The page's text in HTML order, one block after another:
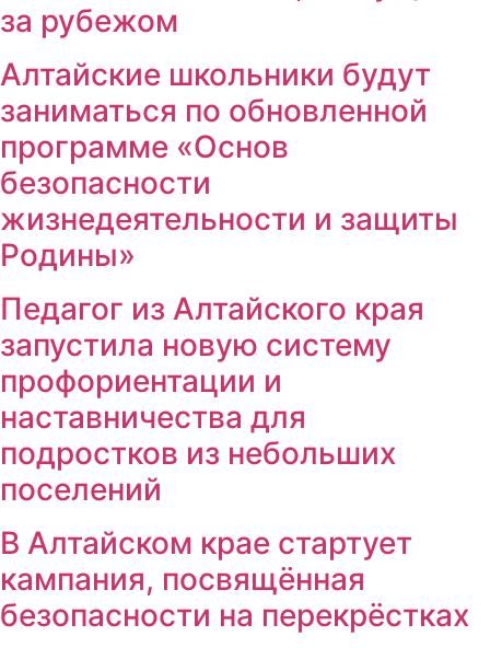
за рубежом
Алтайские школьники будут
заниматься по обновленной
программе «Основ
безопасности
жизнедеятельности и защиты
Родины»
Педагог из Алтайского края
запустила новую систему
профориентации и
наставничества для
подростков из небольших
поселений
В Алтайском крае стартует
кампания, посвящённая
безопасности на перекрёстках